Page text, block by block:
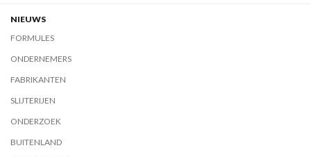
NIEUWS
FORMULES
ONDERNEMERS
FABRIKANTEN
SLIJTERIJEN
ONDERZOEK
BUITENLAND